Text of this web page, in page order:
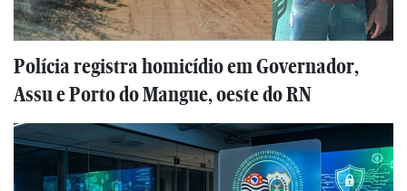
Polícia registra homicídio em Governador,
Assu e Porto do Mangue, oeste do RN